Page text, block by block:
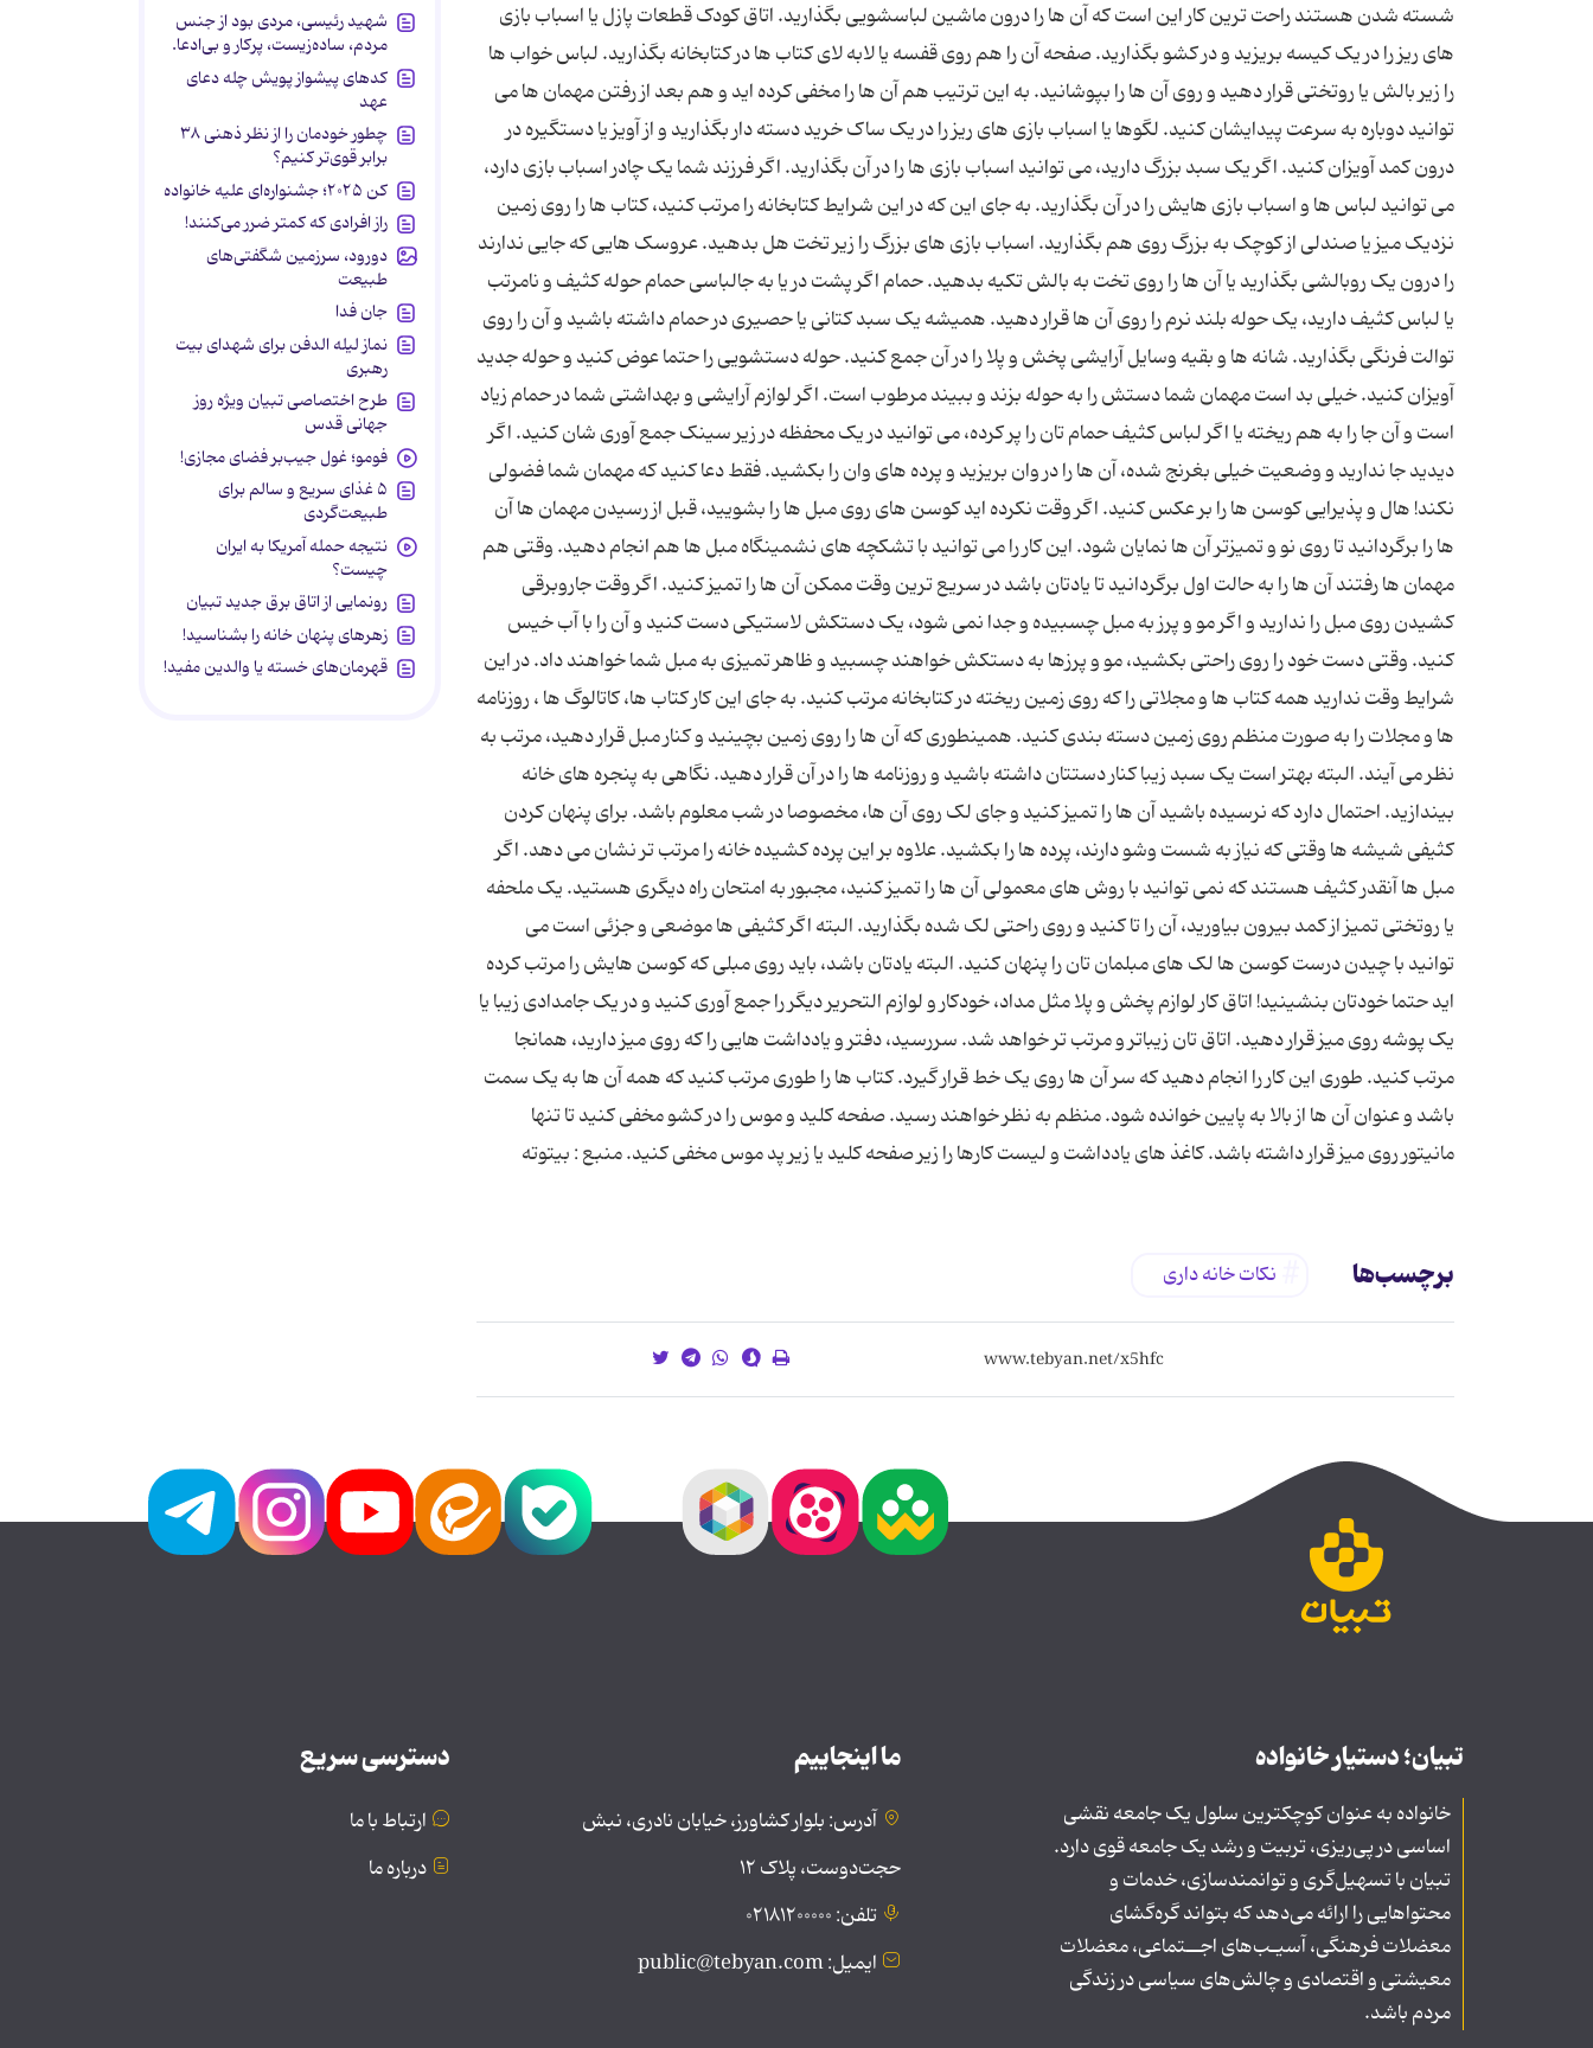
شسته شدن هستند راحت ترین کار این است که آن ها را درون ماشین لباسشویی بگذارید. اتاق کودک قطعات پازل یا اسباب بازی
های ریز را در یک کیسه بریزید و در کشو بگذارید. صفحه آن را هم روی قفسه یا لابه لای کتاب ها در کتابخانه بگذارید. لباس خواب ها
را زیر بالش یا روتختی قرار دهید و روی آن ها را بپوشانید. به این ترتیب هم آن ها را مخفی کرده اید و هم بعد از رفتن مهمان ها می
توانید دوباره به سرعت پیدایشان کنید. لگوها یا اسباب بازی های ریز را در یک ساک خرید دسته دار بگذارید و از آویز یا دستگیره در
درون کمد آویزان کنید. اگر یک سبد بزرگ دارید، می توانید اسباب بازی ها را در آن بگذارید. اگر فرزند شما یک چادر اسباب بازی دارد،
می توانید لباس ها و اسباب بازی هایش را در آن بگذارید. به جای این که در این شرایط کتابخانه را مرتب کنید، کتاب ها را روی زمین
نزدیک میز یا صندلی از کوچک به بزرگ روی هم بگذارید. اسباب بازی های بزرگ را زیر تخت هل بدهید. عروسک هایی که جایی ندارند
را درون یک روبالشی بگذارید یا آن ها را روی تخت به بالش تکیه بدهید. حمام اگر پشت در یا به جالباسی حمام حوله کثیف و نامرتب
یا لباس کثیف دارید، یک حوله بلند نرم را روی آن ها قرار دهید. همیشه یک سبد کتانی یا حصیری در حمام داشته باشید و آن را روی
توالت فرنگی بگذارید. شانه ها و بقیه وسایل آرایشی پخش و پلا را در آن جمع کنید. حوله دستشویی را حتما عوض کنید و حوله جدید
آویزان کنید. خیلی بد است مهمان شما دستش را به حوله بزند و ببیند مرطوب است. اگر لوازم آرایشی و بهداشتی شما در حمام زیاد
است و آن جا را به هم ریخته یا اگر لباس کثیف حمام تان را پر کرده، می توانید در یک محفظه در زیر سینک جمع آوری شان کنید. اگر
دیدید جا ندارید و وضعیت خیلی بغرنج شده، آن ها را در وان بریزید و پرده های وان را بکشید. فقط دعا کنید که مهمان شما فضولی
نکند! هال و پذیرایی کوسن ها را بر عکس کنید. اگر وقت نکرده اید کوسن های روی مبل ها را بشویید، قبل از رسیدن مهمان ها آن
ها را برگردانید تا روی نو و تمیزتر آن ها نمایان شود. این کار را می توانید با تشکچه های نشمینگاه مبل ها هم انجام دهید. وقتی هم
مهمان ها رفتند آن ها را به حالت اول برگردانید تا یادتان باشد در سریع ترین وقت ممکن آن ها را تمیز کنید. اگر وقت جاروبرقی
کشیدن روی مبل را ندارید و اگر مو و پرز به مبل چسبیده و جدا نمی شود، یک دستکش لاستیکی دست کنید و آن را با آب خیس
کنید. وقتی دست خود را روی راحتی بکشید، مو و پرزها به دستکش خواهند چسبید و ظاهر تمیزی به مبل شما خواهند داد. در این
شرایط وقت ندارید همه کتاب ها و مجلاتی را که روی زمین ریخته در کتابخانه مرتب کنید. به جای این کار کتاب ها، کاتالوگ ها ، روزنامه
ها و مجلات را به صورت منظم روی زمین دسته بندی کنید. همینطوری که آن ها را روی زمین بچینید و کنار مبل قرار دهید، مرتب به
نظر می آیند. البته بهتر است یک سبد زیبا کنار دستتان داشته باشید و روزنامه ها را در آن قرار دهید. نگاهی به پنجره های خانه
بیندازید. احتمال دارد که نرسیده باشید آن ها را تمیز کنید و جای لک روی آن ها، مخصوصا در شب معلوم باشد. برای پنهان کردن
کثیفی شیشه ها وقتی که نیاز به شست وشو دارند، پرده ها را بکشید. علاوه بر این پرده کشیده خانه را مرتب تر نشان می دهد. اگر
مبل ها آنقدر کثیف هستند که نمی توانید با روش های معمولی آن ها را تمیز کنید، مجبور به امتحان راه دیگری هستید. یک ملحفه
یا روتختی تمیز از کمد بیرون بیاورید، آن را تا کنید و روی راحتی لک شده بگذارید. البته اگر کثیفی ها موضعی و جزئی است می
توانید با چیدن درست کوسن ها لک های مبلمان تان را پنهان کنید. البته یادتان باشد، باید روی مبلی که کوسن هایش را مرتب کرده
اید حتما خودتان بنشینید! اتاق کار لوازم پخش و پلا مثل مداد، خودکار و لوازم التحریر دیگر را جمع آوری کنید و در یک جامدادی زیبا یا
یک پوشه روی میز قرار دهید. اتاق تان زیباتر و مرتب تر خواهد شد. سررسید، دفتر و یادداشت هایی را که روی میز دارید، همانجا
مرتب کنید. طوری این کار را انجام دهید که سر آن ها روی یک خط قرار گیرد. کتاب ها را طوری مرتب کنید که همه آن ها به یک سمت
باشد و عنوان آن ها از بالا به پایین خوانده شود. منظم به نظر خواهند رسید. صفحه کلید و موس را در کشو مخفی کنید تا تنها
مانیتور روی میز قرار داشته باشد. کاغذ های یادداشت و لیست کارها را زیر صفحه کلید یا زیر پد موس مخفی کنید. منبع : بیتوته
برچسب‌ها نکات خانه داری
شهید رئیسی، مردی بود از جنس
مردم، ساده‌زیست، پرکار و بی‌ادعا.
کدهای پیشواز پویش چله دعای
عهد
چطور خودمان را از نظر ذهنی ۳۸
برابر قوی‌تر کنیم؟
کن ۲۰۲۵؛ جشنواره‌ای علیه خانواده
راز افرادی که کمتر ضرر می‌کنند!
دورود، سرزمین شگفتی‌های
طبیعت
جان فدا
نماز لیله الدفن برای شهدای بیت
رهبری
طرح اختصاصی تبیان ویژه روز
جهانی قدس
فومو؛ غول جیب‌بر فضای مجازی!
۵ غذای سریع و سالم برای
طبیعت‌گردی
نتیجه حمله آمریکا به ایران
چیست؟
رونمایی از اتاق برق جدید تبیان
زهرهای پنهان خانه را بشناسید!
قهرمان‌های خسته یا والدین مفید!
تبیان؛ دستیار خانواده
خانواده به عنوان کوچکترین سلول یک جامعه نقشی
اساسی در پی‌ریزی، تربیت و رشد یک جامعه قوی دارد.
تبیان با تسهیل‌گری و توانمندسازی، خدمات و
محتواهایی را ارائه می‌دهد که بتواند گره‌گشای
معضلات فرهنگی، آسیـب‌های اجــتماعی، معضلات
معیشتی و اقتصادی و چالش‌های سیاسی در زندگی
مردم باشد.
ما اینجاییم
آدرس: بلوار کشاورز، خیابان نادری، نبش
حجت‌دوست، پلاک ۱۲
تلفن: ۰۲۱۸۱۲۰۰۰۰۰
ایمیل: public@tebyan.com
دسترسی سریع
ارتباط با ما
درباره ما